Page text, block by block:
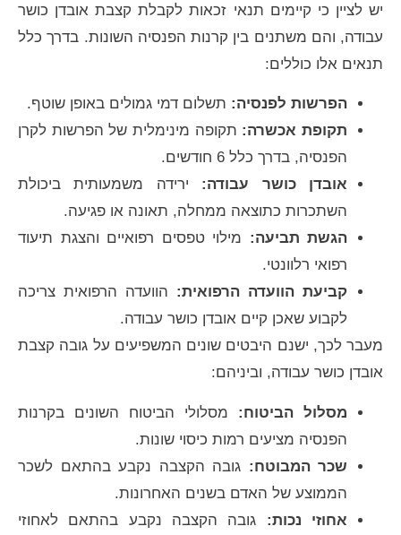
יש לציין כי קיימים תנאי זכאות לקבלת קצבת אובדן כושר
עבודה, והם משתנים בין קרנות הפנסיה השונות. בדרך כלל
תנאים אלו כוללים:
הפרשות לפנסיה: תשלום דמי גמולים באופן שוטף.
תקופת אכשרה: תקופה מינימלית של הפרשות לקרן
הפנסיה, בדרך כלל 6 חודשים.
אובדן כושר עבודה: ירידה משמעותית ביכולת
השתכרות כתוצאה ממחלה, תאונה או פגיעה.
הגשת תביעה: מילוי טפסים רפואיים והצגת תיעוד
רפואי רלוונטי.
קביעת הוועדה הרפואית: הוועדה הרפואית צריכה
לקבוע שאכן קיים אובדן כושר עבודה.
מעבר לכך, ישנם היבטים שונים המשפיעים על גובה קצבת
אובדן כושר עבודה, וביניהם:
מסלול הביטוח: מסלולי הביטוח השונים בקרנות
הפנסיה מציעים רמות כיסוי שונות.
שכר המבוטח: גובה הקצבה נקבע בהתאם לשכר
הממוצע של האדם בשנים האחרונות.
אחוזי נכות: גובה הקצבה נקבע בהתאם לאחוזי